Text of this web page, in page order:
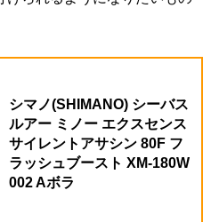
シマノ(SHIMANO) シーバス
ルアー ミノー エクスセンス
サイレントアサシン 80F フ
ラッシュブースト XM-180W
002 Aボラ